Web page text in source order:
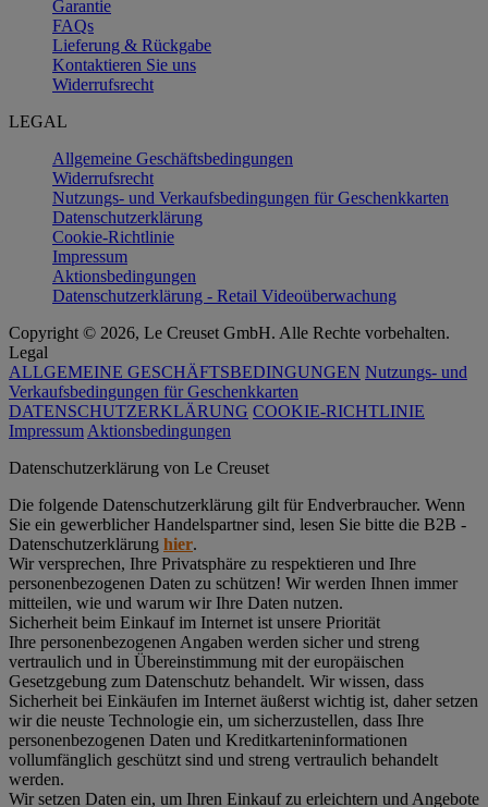
Garantie
FAQs
Lieferung & Rückgabe
Kontaktieren Sie uns
Widerrufsrecht
LEGAL
Allgemeine Geschäftsbedingungen
Widerrufsrecht
Nutzungs- und Verkaufsbedingungen für Geschenkkarten
Datenschutzerklärung
Cookie-Richtlinie
Impressum
Aktionsbedingungen
Datenschutzerklärung - Retail Videoüberwachung
Copyright © 2026, Le Creuset GmbH. Alle Rechte vorbehalten.
Legal
ALLGEMEINE GESCHÄFTSBEDINGUNGEN Nutzungs- und
Verkaufsbedingungen für Geschenkkarten
DATENSCHUTZERKLÄRUNG COOKIE-RICHTLINIE
ImpressumAktionsbedingungen
Datenschutz­erklärung von Le Creuset
Die folgende Datenschutzerklärung gilt für Endverbraucher. Wenn
Sie ein gewerblicher Handelspartner sind, lesen Sie bitte die B2B -
Datenschutzerklärung hier.
Wir versprechen, Ihre Privatsphäre zu respektieren und Ihre
personenbezogenen Daten zu schützen! Wir werden Ihnen immer
mitteilen, wie und warum wir Ihre Daten nutzen.
Sicherheit beim Einkauf im Internet ist unsere Priorität
Ihre personenbezogenen Angaben werden sicher und streng
vertraulich und in Übereinstimmung mit der europäischen
Gesetzgebung zum Datenschutz behandelt. Wir wissen, dass
Sicherheit bei Einkäufen im Internet äußerst wichtig ist, daher setzen
wir die neuste Technologie ein, um sicherzustellen, dass Ihre
personenbezogenen Daten und Kreditkarteninformationen
vollumfänglich geschützt sind und streng vertraulich behandelt
werden.
Wir setzen Daten ein, um Ihren Einkauf zu erleichtern und Angebote